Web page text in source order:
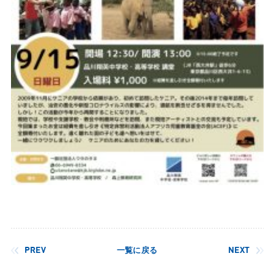
PREV 一覧に戻る NEXT